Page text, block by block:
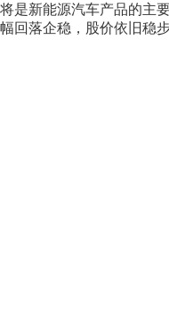
是新能源汽车产品的主要
回落企稳，股价依旧稳